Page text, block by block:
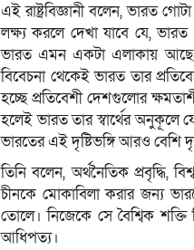
এই রাষ্ট্রবিজ্ঞানী বলেন, ভারত
লক্ষ্য করলে দেখা যাবে যে, ভারত
ভারত এমন একটা এলাকায় আছে
বিবেচনা থেকেই ভারত তার
হচ্ছে প্রতিবেশী দেশগুলোর
হলেই ভারত তার স্বার্থের অনুকূলে
ভারতের এই দৃষ্টিভঙ্গি আরও
তিনি বলেন, অর্থনৈতিক প্রবৃদ্ধি,
চীনকে মোকাবিলা করার জন্য
তোলে। নিজেকে সে বৈশ্বিক
আধিপত্য।